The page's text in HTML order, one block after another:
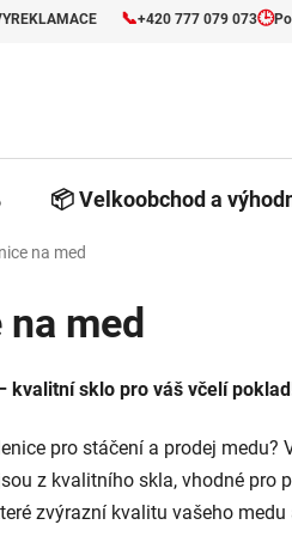
REKLAMACE 📞+420 777 079 073🕒
📦 Velkoobchod a
na med
med
kvalitní sklo pro váš včelí
pro stáčení a prodej medu?
z kvalitního skla, vhodné pro
zvýrazní kvalitu vašeho